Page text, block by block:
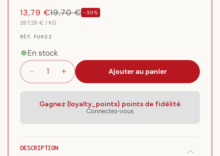
-30% Prix
19,70 €
Prix
13,79 €
PRIX
287,29 € / PAR
KG
RÉF.
}}:
RÉF. FUK02
En stock
Réduire
la
de
vert
&amp;
Augmenter
la
de
vert
Ajouter au panier
Gagnez {loyalty_points} points de fidélité
Connectez-vous
DESCRIPTION